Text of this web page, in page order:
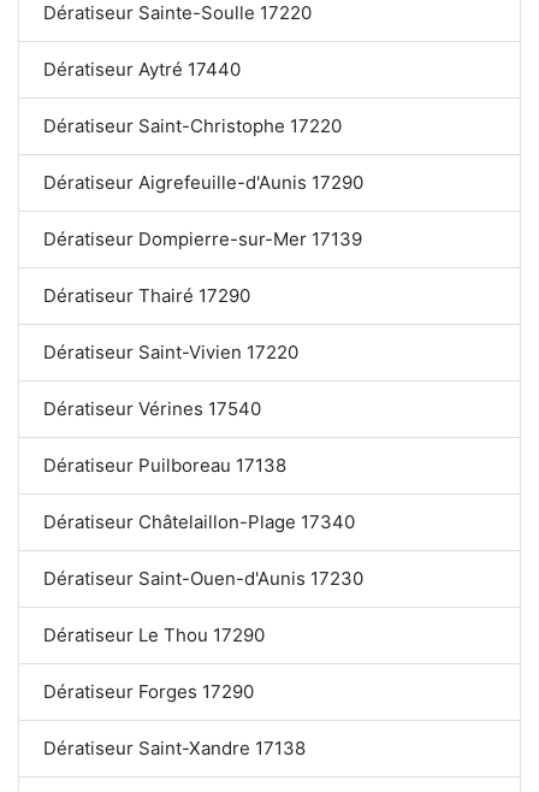
Dératiseur Sainte-Soulle 17220
Dératiseur Aytré 17440
Dératiseur Saint-Christophe 17220
Dératiseur Aigrefeuille-d'Aunis 17290
Dératiseur Dompierre-sur-Mer 17139
Dératiseur Thairé 17290
Dératiseur Saint-Vivien 17220
Dératiseur Vérines 17540
Dératiseur Puilboreau 17138
Dératiseur Châtelaillon-Plage 17340
Dératiseur Saint-Ouen-d'Aunis 17230
Dératiseur Le Thou 17290
Dératiseur Forges 17290
Dératiseur Saint-Xandre 17138